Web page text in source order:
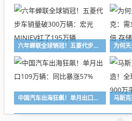
六年蝉联全球销冠！五菱代步车销量破300万辆：宏光MINIEV扛了195万辆
中国汽车出海狂飙！单月出口109万辆：同比暴涨57%